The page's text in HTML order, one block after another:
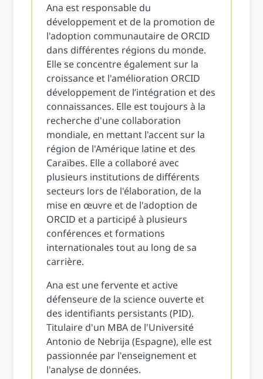
Ana est responsable du
développement et de la promotion de
l'adoption communautaire de ORCID
dans différentes régions du monde.
Elle se concentre également sur la
croissance et l'amélioration ORCID
développement de l’intégration et des
connaissances. Elle est toujours à la
recherche d'une collaboration
mondiale, en mettant l'accent sur la
région de l'Amérique latine et des
Caraïbes. Elle a collaboré avec
plusieurs institutions de différents
secteurs lors de l'élaboration, de la
mise en œuvre et de l'adoption de
ORCID et a participé à plusieurs
conférences et formations
internationales tout au long de sa
carrière.
Ana est une fervente et active
défenseure de la science ouverte et
des identifiants persistants (PID).
Titulaire d'un MBA de l'Université
Antonio de Nebrija (Espagne), elle est
passionnée par l'enseignement et
l'analyse de données.